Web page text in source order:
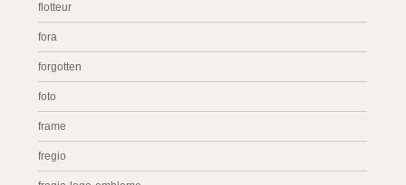
flotteur
fora
forgotten
foto
frame
fregio